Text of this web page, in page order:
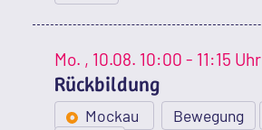
Mo. , 10.08. 10:00 - 11:15 Uhr
Rückbildung
Mockau Bewegung